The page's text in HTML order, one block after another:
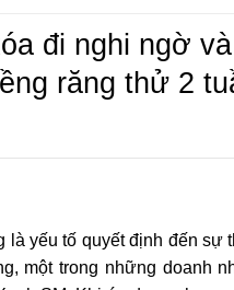
đi nghi ngờ
răng thử 2
yếu tố quyết định đến sự
một trong những doanh